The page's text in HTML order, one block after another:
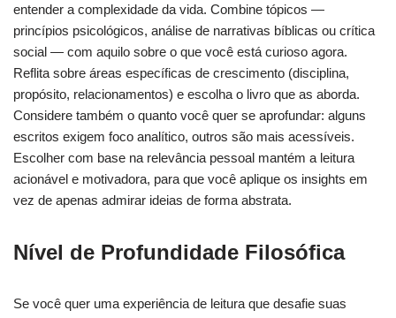
entender a complexidade da vida. Combine tópicos —
princípios psicológicos, análise de narrativas bíblicas ou crítica
social — com aquilo sobre o que você está curioso agora.
Reflita sobre áreas específicas de crescimento (disciplina,
propósito, relacionamentos) e escolha o livro que as aborda.
Considere também o quanto você quer se aprofundar: alguns
escritos exigem foco analítico, outros são mais acessíveis.
Escolher com base na relevância pessoal mantém a leitura
acionável e motivadora, para que você aplique os insights em
vez de apenas admirar ideias de forma abstrata.
Nível de Profundidade Filosófica
Se você quer uma experiência de leitura que desafie suas